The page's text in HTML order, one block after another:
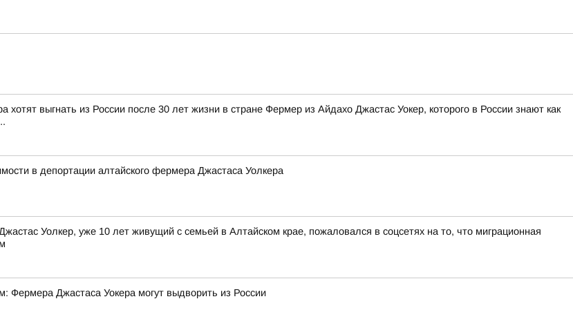
выгнать из России после 30 лет жизни в стране Фермер из Айдахо Джастас Уокер, которого в России знают как
в депортации алтайского фермера Джастаса Уолкера
Уолкер, уже 10 лет живущий с семьей в Алтайском крае, пожаловался в соцсетях на то, что миграционная
Фермера Джастаса Уокера могут выдворить из России